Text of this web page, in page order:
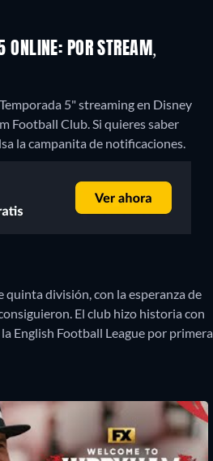
ONLINE: POR STREAM,
5" streaming en Disney
Football Club. Si quieres saber
la campanita de notificaciones.
quinta división, con la esperanza de
El club hizo historia con
English Football League por primera